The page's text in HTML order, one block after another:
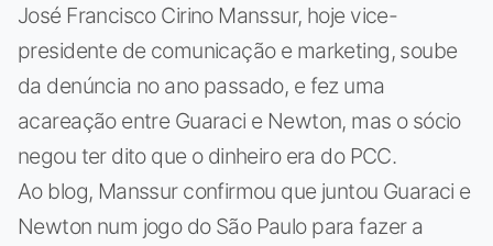
José Francisco Cirino Manssur, hoje vice-
presidente de comunicação e marketing, soube
da denúncia no ano passado, e fez uma
acareação entre Guaraci e Newton, mas o sócio
negou ter dito que o dinheiro era do PCC.
Ao blog, Manssur confirmou que juntou Guaraci e
Newton num jogo do São Paulo para fazer a